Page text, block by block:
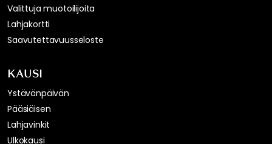
Valittuja muotoilijoita
Lahjakortti
Saavutettavuusseloste
KAUSI
Ystävänpäivän
Pääsiäisen
Lahjavinkit
Ulkokausi